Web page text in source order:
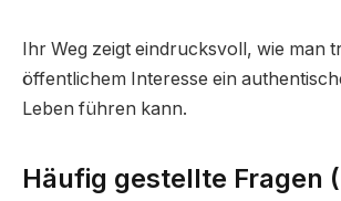
Ihr Weg zeigt eindrucksvoll, wie man
öffentlichem Interesse ein
Leben führen kann.
Häufig gestellte Fragen